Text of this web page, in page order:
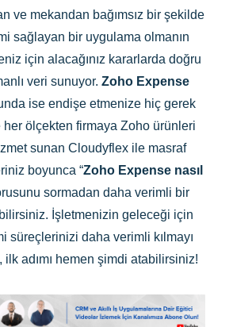
ve mekandan bağımsız bir şekilde
sağlayan bir uygulama olmanın
için alacağınız kararlarda doğru
veri sunuyor. Zoho Expense
ise endişe etmenize hiç gerek
her ölçekten firmaya Zoho ürünleri
sunan Cloudyflex ile masraf
boyunca “Zoho Expense nasıl
sormadan daha verimli bir
İşletmenizin geleceği için
süreçlerinizi daha verimli kılmayı
ilk adımı hemen şimdi atabilirsiniz!